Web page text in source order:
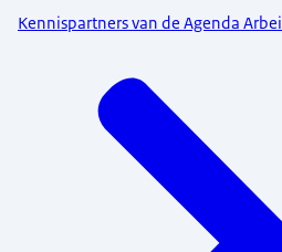
Kennispartners van de Agenda